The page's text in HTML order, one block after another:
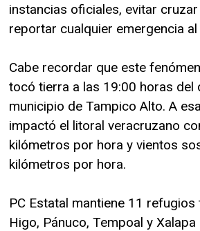
instancias oficiales, evitar
reportar cualquier emergencia al
Cabe recordar que este
tocó tierra a las 19:00 horas del
municipio de Tampico Alto. A
impactó el litoral veracruzano
kilómetros por hora y vientos
kilómetros por hora.
PC Estatal mantiene 11 refugios
Higo, Pánuco, Tempoal y